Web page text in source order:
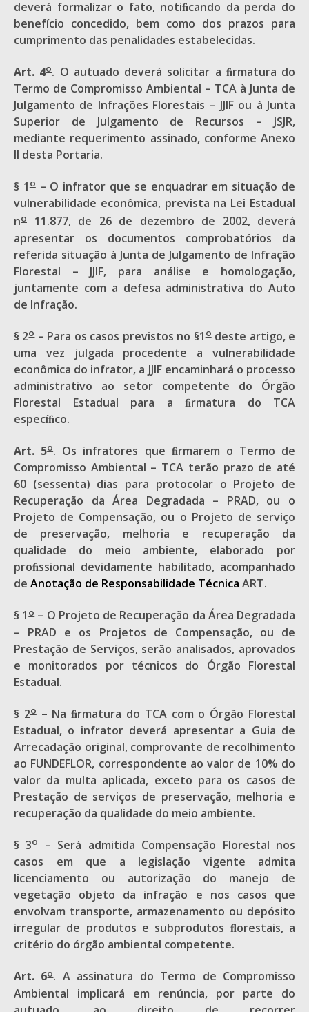
deverá formalizar o fato, notiﬁcando da perda do
benefício concedido, bem como dos prazos para
cumprimento das penalidades estabelecidas.
Art. 4o. O autuado deverá solicitar a ﬁrmatura do
Termo de Compromisso Ambiental – TCA à Junta de
Julgamento de Infrações Florestais – JJIF ou à Junta
Superior de Julgamento de Recursos – JSJR,
mediante requerimento assinado, conforme Anexo
II desta Portaria.
§ 1o– O infrator que se enquadrar em situação de
vulnerabilidade econômica, prevista na Lei Estadual
no
11.877, de 26 de dezembro de 2002, deverá
apresentar os documentos comprobatórios da
referida situação à Junta de Julgamento de Infração
Florestal – JJIF, para análise e homologação,
juntamente com a defesa administrativa do Auto
de Infração.
§ 2o– Para os casos previstos no §1odeste artigo, e
uma vez julgada procedente a vulnerabilidade
econômica do infrator, a JJIF encaminhará o processo
administrativo ao setor competente do Órgão
Florestal Estadual para a ﬁrmatura do TCA
especíﬁco.
Art. 5o. Os infratores que ﬁrmarem o Termo de
Compromisso Ambiental – TCA terão prazo de até
60 (sessenta) dias para protocolar o Projeto de
Recuperação da Área Degradada – PRAD, ou o
Projeto de Compensação, ou o Projeto de serviço
de preservação, melhoria e recuperação da
qualidade do meio ambiente, elaborado por
proﬁssional devidamente habilitado, acompanhado
de Anotação de Responsabilidade Técnica ART.
§ 1o– O Projeto de Recuperação da Área Degradada
– PRAD e os Projetos de Compensação, ou de
Prestação de Serviços, serão analisados, aprovados
e monitorados por técnicos do Órgão Florestal
Estadual.
§ 2o– Na ﬁrmatura do TCA com o Órgão Florestal
Estadual, o infrator deverá apresentar a Guia de
Arrecadação original, comprovante de recolhimento
ao FUNDEFLOR, correspondente ao valor de 10% do
valor da multa aplicada, exceto para os casos de
Prestação de serviços de preservação, melhoria e
recuperação da qualidade do meio ambiente.
§ 3o– Será admitida Compensação Florestal nos
casos em que a legislação vigente admita
licenciamento ou autorização do manejo de
vegetação objeto da infração e nos casos que
envolvam transporte, armazenamento ou depósito
irregular de produtos e subprodutos ﬂorestais, a
critério do órgão ambiental competente.
Art. 6o. A assinatura do Termo de Compromisso
Ambiental implicará em renúncia, por parte do